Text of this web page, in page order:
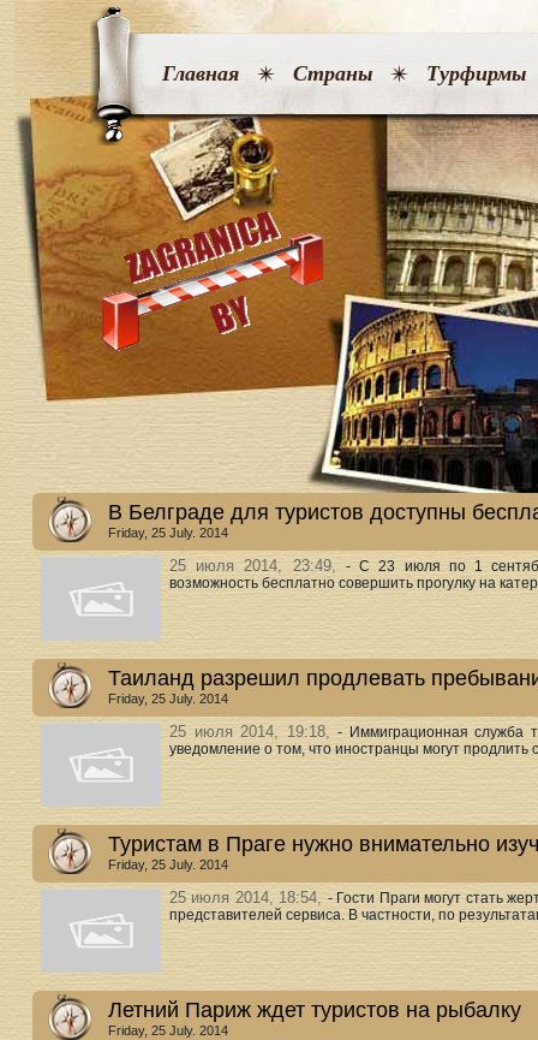
Главная Страны Турфирмы
В Белграде для туристов доступны
Friday, 25 July. 2014
25 июля 2014, 23:49, - С 23 июля по 1
возможность бесплатно совершить прогулку на
Таиланд разрешил продлевать
Friday, 25 July. 2014
25 июля 2014, 19:18,- Иммиграционная служба
уведомление о том, что иностранцы могут продлить
Туристам в Праге нужно внимательно
Friday, 25 July. 2014
25 июля 2014, 18:54, - Гости Праги могут стать
представителей сервиса. В частности, по
Летний Париж ждет туристов на рыбалку
Friday, 25 July. 2014